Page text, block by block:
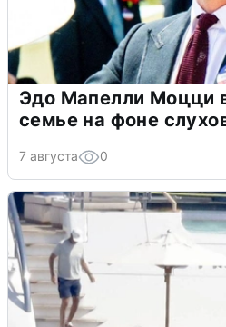
Эдо Мапелли Моцци
семье на фоне
7 августа 0